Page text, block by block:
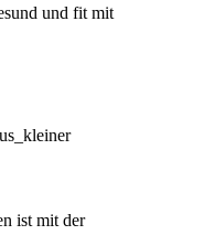
und fit mit
ist mit der